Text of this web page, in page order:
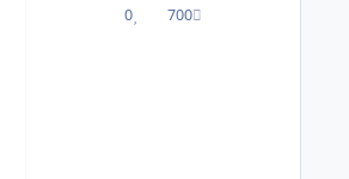
700
پست ها0
واکنش ها